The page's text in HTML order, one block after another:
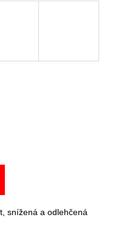
snížená a odlehčená